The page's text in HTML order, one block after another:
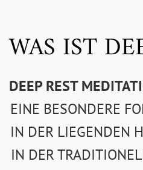
WAS IST
DEEP REST
EINE BESONDERE
IN DER LIEGENDEN
IN DER